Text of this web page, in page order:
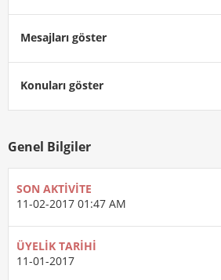
Mesajları göster
Konuları göster
Genel Bilgiler
SON AKTIVITE
11-02-2017 01:47 AM
ÜYELIK TARIHI
11-01-2017